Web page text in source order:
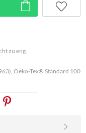
zu eng.
Oeko-Tex® Standard 100